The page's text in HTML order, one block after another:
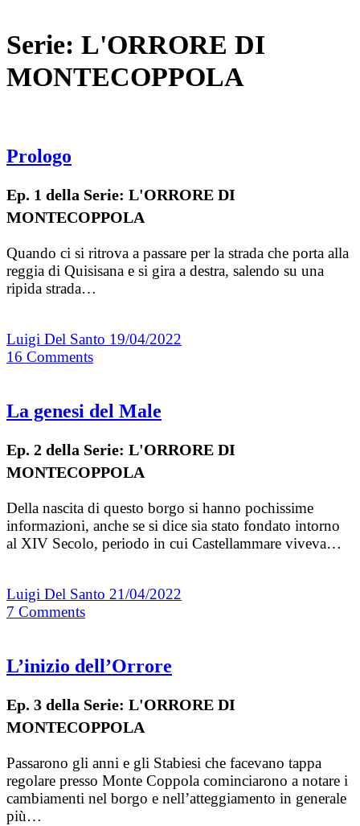
Serie: L'ORRORE DI
MONTECOPPOLA
Prologo
Ep. 1 della Serie: L'ORRORE DI
MONTECOPPOLA
Quando ci si ritrova a passare per la strada che porta alla
reggia di Quisisana e si gira a destra, salendo su una
ripida strada…
Luigi Del Santo 19/04/2022
16 Comments
La genesi del Male
Ep. 2 della Serie: L'ORRORE DI
MONTECOPPOLA
Della nascita di questo borgo si hanno pochissime
informazioni, anche se si dice sia stato fondato intorno
al XIV Secolo, periodo in cui Castellammare viveva…
Luigi Del Santo 21/04/2022
7 Comments
L’inizio dell’Orrore
Ep. 3 della Serie: L'ORRORE DI
MONTECOPPOLA
Passarono gli anni e gli Stabiesi che facevano tappa
regolare presso Monte Coppola cominciarono a notare i
cambiamenti nel borgo e nell’atteggiamento in generale
più…